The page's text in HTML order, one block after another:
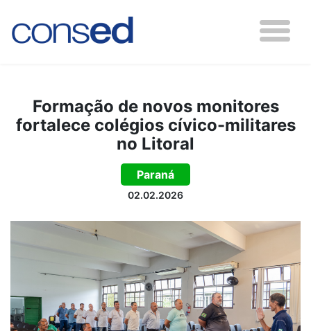
Formação de novos monitores
fortalece colégios cívico-militares
no Litoral
Paraná
02.02.2026